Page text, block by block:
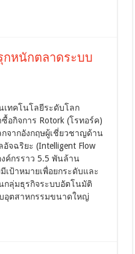
กหนักตลาดระบบ
าร์ฯ
ร
เทคโนโลยีระดับโลก
อกิจการ Rotork (โรทอร์ค)
จากอังกฤษผู้เชี่ยวชาญด้าน
จฉริยะ (Intelligent Flow
ค์กรราว 5.5 พันล้าน
เป้าหมายเพื่อยกระดับและ
กลุ่มธุรกิจระบบอัตโนมัติ
อุตสาหกรรมขนาดใหญ่